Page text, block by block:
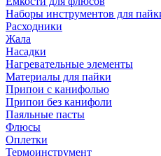
Наборы инструментов для
Расходники
Жала
Насадки
Нагревательные элементы
Материалы для пайки
Припои с канифолью
Припои без канифоли
Паяльные пасты
Флюсы
Оплетки
Термоинструмент